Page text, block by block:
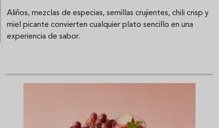
Aliños, mezclas de especias, semillas crujientes, chili crisp y
miel picante convierten cualquier plato sencillo en una
experiencia de sabor.